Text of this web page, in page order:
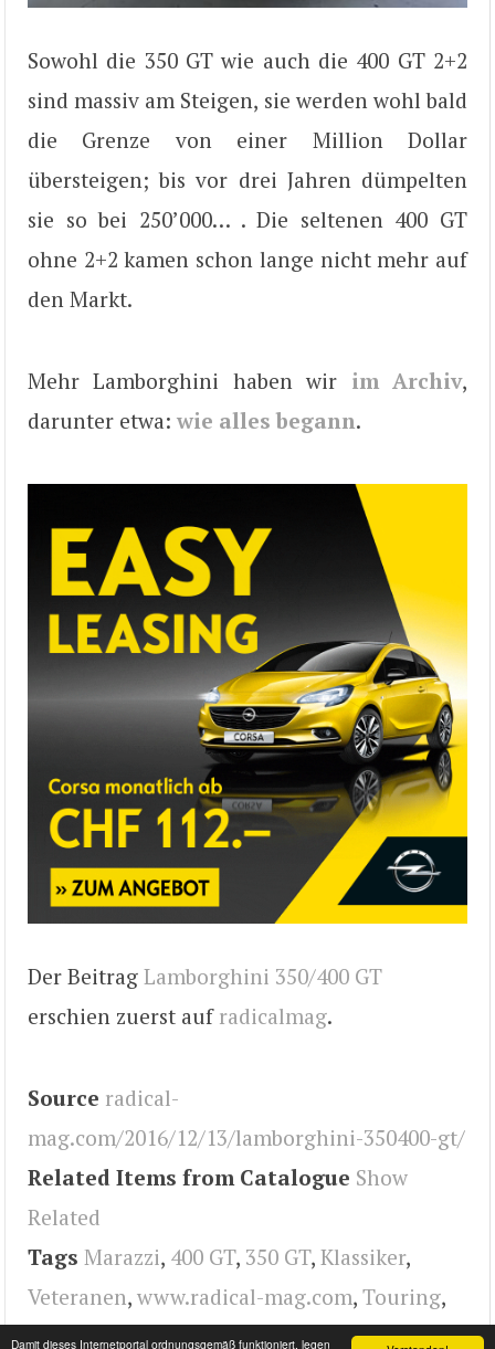
Damit dieses Internetportal ordnungsgemäß funktioniert, legen
Sowohl die 350 GT wie auch die 400 GT 2+2
sind massiv am Steigen, sie werden wohl bald
die Grenze von einer Million Dollar
übersteigen; bis vor drei Jahren dümpelten
sie so bei 250’000… . Die seltenen 400 GT
ohne 2+2 kamen schon lange nicht mehr auf
den Markt.
Mehr Lamborghini haben wir im Archiv,
darunter etwa: wie alles begann.
Der Beitrag Lamborghini 350/400 GT
erschien zuerst auf radicalmag.
Source radical-
mag.com/2016/12/13/lamborghini-350400-gt/
Related Items from Catalogue Show
Related
Tags Marazzi, 400 GT, 350 GT, Klassiker,
Veteranen, www.radical-mag.com, Touring,
v12,Lamborghini,radical